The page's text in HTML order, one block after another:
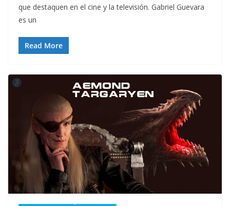
que destaquen en el cine y la televisión. Gabriel Guevara
es un
Read More